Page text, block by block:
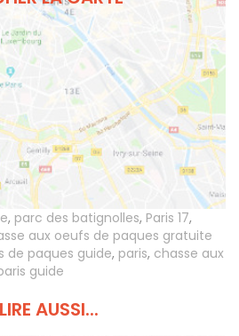
, parc des batignolles, Paris 17,
aux oeufs de paques gratuite
de paques guide, paris, chasse aux
guide
AUSSI...